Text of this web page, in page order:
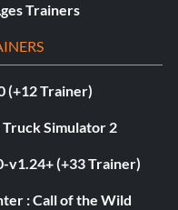
Trainers
(+12 Trainer)
Simulator 2
v1.24+ (+33 Trainer)
: Call of the Wild